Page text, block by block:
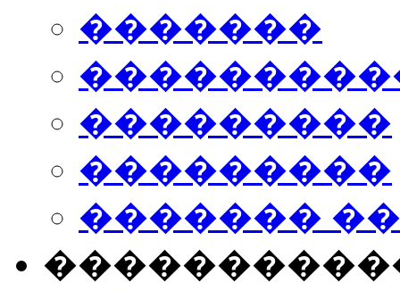
�������
���������
���������
�������